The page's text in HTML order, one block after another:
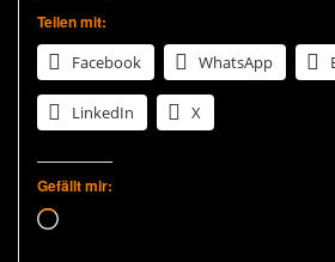
Teilen mit:
Facebook
WhatsApp
LinkedIn X
Gefällt mir:
Wird geladen …